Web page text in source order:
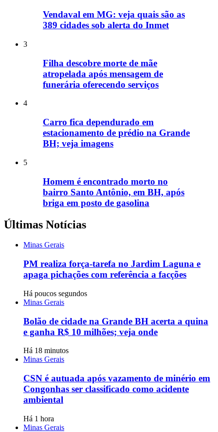
Vendaval em MG: veja quais são as
389 cidades sob alerta do Inmet
3
Filha descobre morte de mãe
atropelada após mensagem de
funerária oferecendo serviços
4
Carro fica dependurado em
estacionamento de prédio na Grande
BH; veja imagens
5
Homem é encontrado morto no
bairro Santo Antônio, em BH, após
briga em posto de gasolina
Últimas Notícias
Minas Gerais
PM realiza força-tarefa no Jardim Laguna e
apaga pichações com referência a facções
Há poucos segundos
Minas Gerais
Bolão de cidade na Grande BH acerta a quina
e ganha R$ 10 milhões; veja onde
Há 18 minutos
Minas Gerais
CSN é autuada após vazamento de minério em
Congonhas ser classificado como acidente
ambiental
Há 1 hora
Minas Gerais